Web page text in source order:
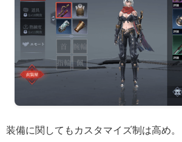
装備に関してもカスタマイズ制は高め。